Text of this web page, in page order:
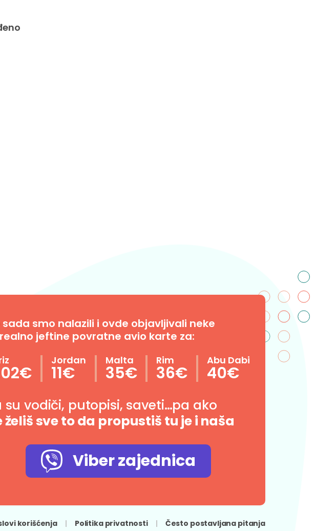
sada smo nalazili i ovde objavljivali neke
jeftine povratne avio karte za:
Jordan
11€
Malta
35€
Rim
36€
Abu Dabi
40€
su vodiči, putopisi, saveti…pa ako
želiš sve to da propustiš tu je i naša
Viber zajednica
korišćenja Politika privatnosti Često postavljana pitanja